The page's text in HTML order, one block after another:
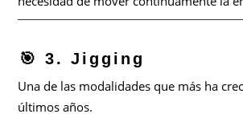
🎯 3. Jigging
Una de las modalidades que más ha
últimos años.